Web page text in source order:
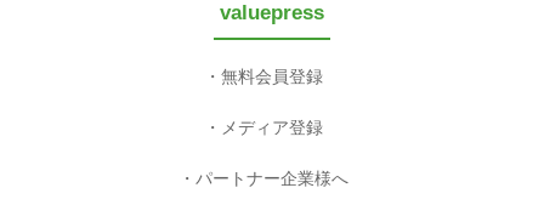
valuepress
無料会員登録
メディア登録
パートナー企業様へ